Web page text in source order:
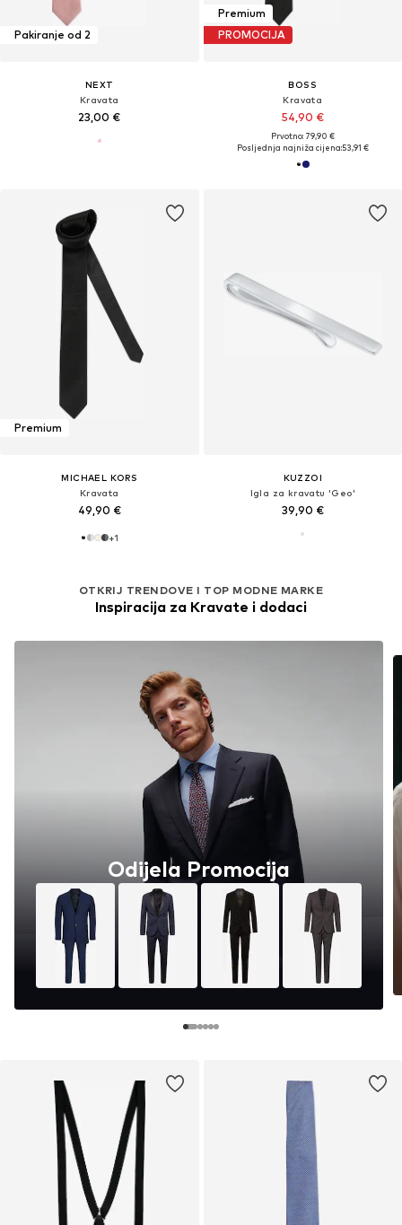
Pakiranje od 2
NEXT
Kravata
23,00 €
Premium
PROMOCIJA
BOSS
Kravata
54,90 €
Prvotno: 79,90 €
Posljednja najniža cijena:53,91 €
Premium
MICHAEL KORS
Kravata
49,90 €
+1
KUZZOI
Igla za kravatu 'Geo'
39,90 €
OTKRIJ TRENDOVE I TOP MODNE MARKE
Inspiracija za Kravate i dodaci
Odijela Promocija